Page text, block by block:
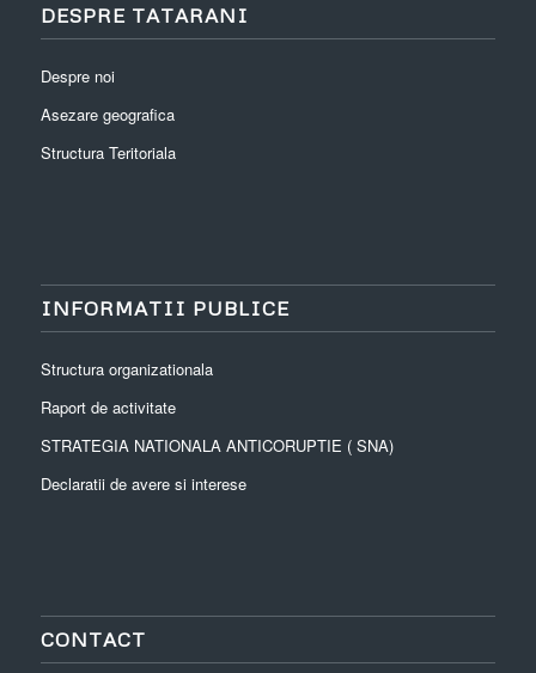
DESPRE TATARANI
Despre noi
Asezare geografica
Structura Teritoriala
INFORMATII PUBLICE
Structura organizationala
Raport de activitate
STRATEGIA NATIONALA ANTICORUPTIE ( SNA)
Declaratii de avere si interese
CONTACT